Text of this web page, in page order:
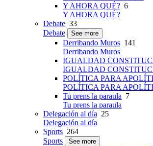
Y AHORA QUÉ? 6
Y AHORA QUÉ?
Debate 33
Debate
See more
Derribando Muros 141
Derribando Muros
IGUALDAD
IGUALDAD
POLÍTICA PARA
POLÍTICA PARA
Tu prens la paraula 7
Tu prens la paraula
Delegación al día 25
Delegación al día
Sports 264
Sports
See more